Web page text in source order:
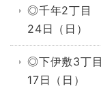
◎千年2丁目
24日（日）
◎下伊敷3丁
17日（日）